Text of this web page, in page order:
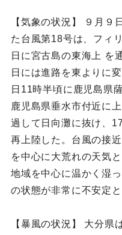
【気象の状況】 ９月９
た台風第18号は、フィ
日に宮古島の東海上 を
日には進路を東よりに
日11時半頃に鹿児島県
鹿児島県垂水市付近に
過して日向灘に抜け、
再上陸した。台風の接
を中心に大荒れの天気
地域を中心に温かく湿
の状態が非常に不安定と
【暴風の状況】 大分県